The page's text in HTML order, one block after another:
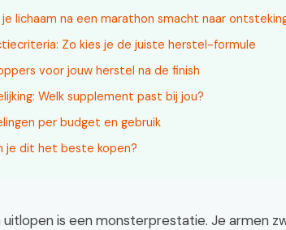
je lichaam na een marathon smacht naar
Zo kies je de juiste herstel-formule
voor jouw herstel na de finish
Welk supplement past bij jou?
per budget en gebruik
je dit het beste kopen?
uitlopen is een monsterprestatie. Je armen